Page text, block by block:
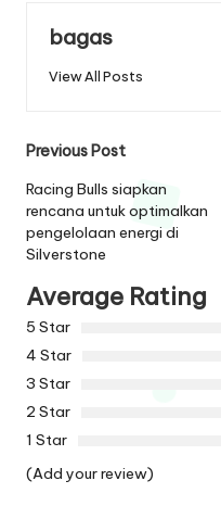
bagas
View All Posts
Post
navigation
Previous Post
Racing Bulls siapkan
rencana untuk optimalkan
pengelolaan energi di
Silverstone
Average Rating
5 Star
4 Star
3 Star
2 Star
1 Star
(Add your review)